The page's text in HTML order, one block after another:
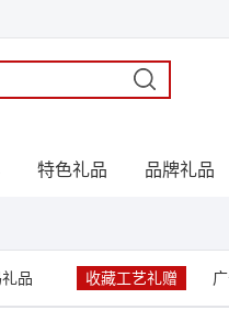
特色礼品 品牌礼品
品 收藏工艺礼赠